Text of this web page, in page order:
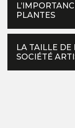
PLANTES
LA TAILLE DE
SOCIÉTÉ